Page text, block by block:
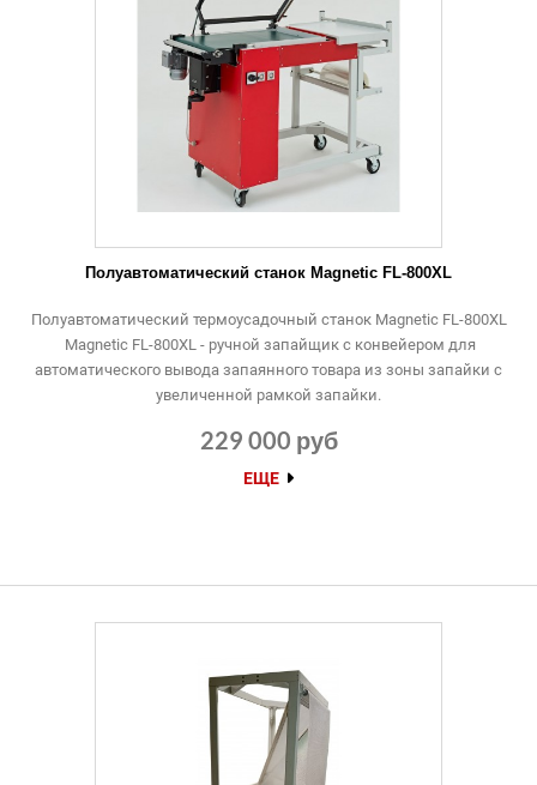
Полуавтоматический станок Magnetic FL-800XL
Полуавтоматический термоусадочный станок Magnetic FL-800XL
Magnetic FL-800XL - ручной запайщик с конвейером для
автоматического вывода запаянного товара из зоны запайки с
увеличенной рамкой запайки.
229 000 руб
ЕЩЕ